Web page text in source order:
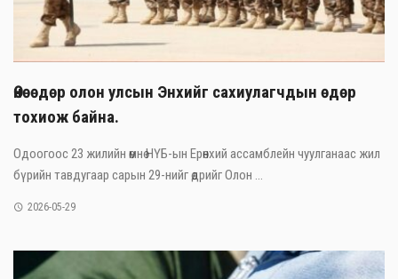
Өнөөдөр олон улсын Энхийг сахиулагчдын өдөр
тохиож байна.
Одоогоос 23 жилийн өмнө НҮБ-ын Ерөнхий ассамблейн чуулганаас жил
бүрийн тавдугаар сарын 29-нийг өдрийг Олон ...
2026-05-29